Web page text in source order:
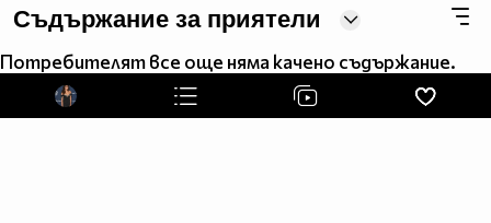
Съдържание за приятели
Потребителят все още няма качено съдържание.